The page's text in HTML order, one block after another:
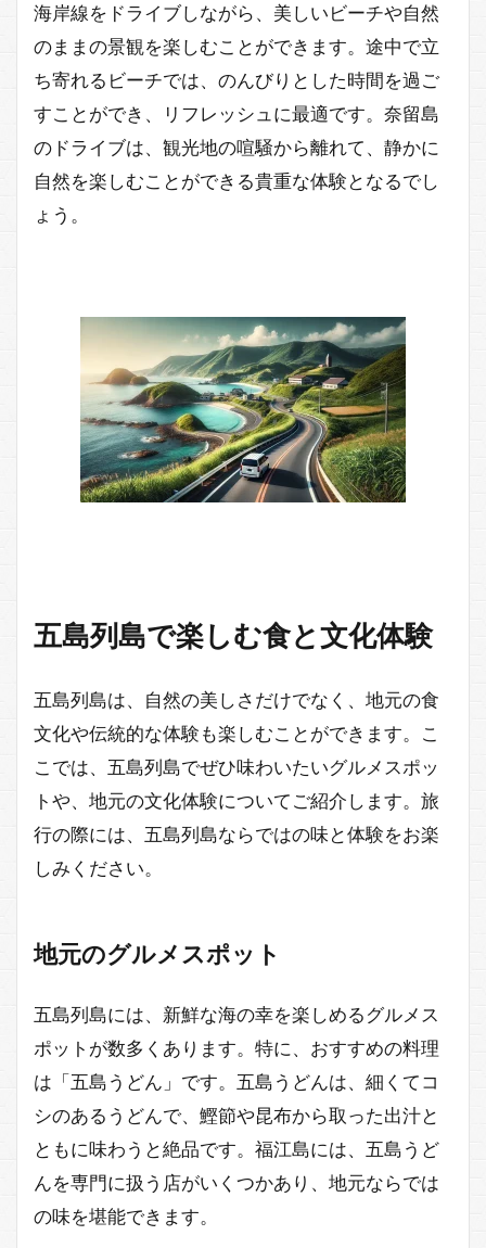
海岸線をドライブしながら、美しいビーチや自然
のままの景観を楽しむことができます。途中で立
ち寄れるビーチでは、のんびりとした時間を過ご
すことができ、リフレッシュに最適です。奈留島
のドライブは、観光地の喧騒から離れて、静かに
自然を楽しむことができる貴重な体験となるでし
ょう。
五島列島で楽しむ食と文化体験
五島列島は、自然の美しさだけでなく、地元の食
文化や伝統的な体験も楽しむことができます。こ
こでは、五島列島でぜひ味わいたいグルメスポッ
トや、地元の文化体験についてご紹介します。旅
行の際には、五島列島ならではの味と体験をお楽
しみください。
地元のグルメスポット
五島列島には、新鮮な海の幸を楽しめるグルメス
ポットが数多くあります。特に、おすすめの料理
は「五島うどん」です。五島うどんは、細くてコ
シのあるうどんで、鰹節や昆布から取った出汁と
ともに味わうと絶品です。福江島には、五島うど
んを専門に扱う店がいくつかあり、地元ならでは
の味を堪能できます。